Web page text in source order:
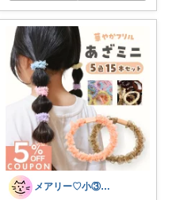
メアリー♡小③女の子のママ•᎑•ꕤ